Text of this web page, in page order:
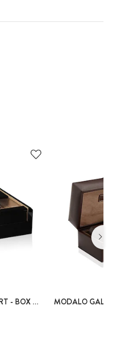
MODALO IMPERIA 8 SVART - BOX FÖR 8 KLOCKOR